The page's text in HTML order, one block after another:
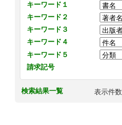
キーワード１
キーワード２
キーワード３
キーワード４
キーワード５
請求記号
検索結果一覧 表示件数